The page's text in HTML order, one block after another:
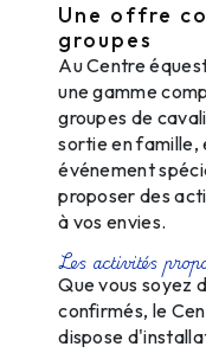
Une offre
groupes
Au Centre
une gamme
groupes de
sortie en famille,
événement
proposer des
à vos envies.
Les activités
Que vous soyez
confirmés, le
dispose